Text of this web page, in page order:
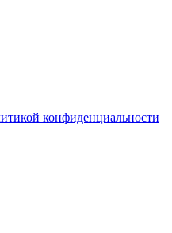
конфиденциальности